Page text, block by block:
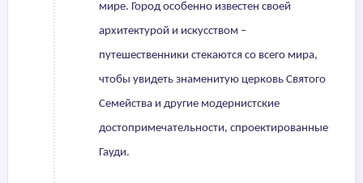
мире. Город особенно известен своей
архитектурой и искусством –
путешественники стекаются со всего мира,
чтобы увидеть знаменитую церковь Святого
Семейства и другие модернистские
достопримечательности, спроектированные
Гауди.